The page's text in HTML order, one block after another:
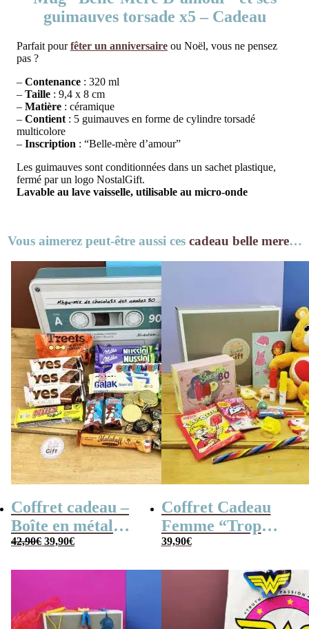
guimauves torsade x5 – Cadeau
Parfait pourfêter un anniversaire ou Noël, vous ne pensez
pas ?
– Contenance : 320 ml
– Taille : 9,4 x 8 cm
– Matière : céramique
– Contient : 5 guimauves en forme de cylindre torsadé
multicolore
– Inscription : “Belle-mère d’amour”
Les guimauves sont conditionnées dans un sachet plastique,
fermé par un logo NostalGift.
Lavable au lave vaisselle, utilisable au micro-onde
Vous aimerez peut-être aussi ces cadeau belle mere…
Coffret cadeau –
Boîte en métal
cassette –
coffret chocolat
original
42,90€ Le
prix
42,90€.
39,90€Le
prix
39,90€.
Coffret Cadeau
Femme “Trop
Mignon”
39,90€